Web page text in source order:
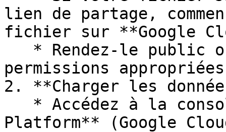
lien de partage,
fichier sur **Google
permissions
2. **Charger les
Platform** (Google